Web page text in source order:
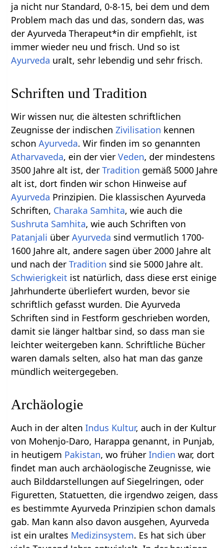
ja nicht nur Standard, 0-8-15, bei dem und dem
Problem mach das und das, sondern das, was
der Ayurveda Therapeut*in dir empfiehlt, ist
immer wieder neu und frisch. Und so ist
Ayurveda uralt, sehr lebendig und sehr frisch.
Schriften und Tradition
Wir wissen nur, die ältesten schriftlichen
Zeugnisse der indischenZivilisation kennen
schonAyurveda. Wir finden im so genannten
Atharvaveda, ein der vierVeden, der mindestens
3500 Jahre alt ist, derTradition gemäß 5000 Jahre
alt ist, dort finden wir schon Hinweise auf
Ayurveda Prinzipien. Die klassischen Ayurveda
Schriften, Charaka Samhita, wie auch die
Sushruta Samhita, wie auch Schriften von
Patanjali überAyurveda sind vermutlich 1700-
1600 Jahre alt, andere sagen über 2000 Jahre alt
und nach derTradition sind sie 5000 Jahre alt.
Schwierigkeit ist natürlich, dass diese erst einige
Jahrhunderte überliefert wurden, bevor sie
schriftlich gefasst wurden. Die Ayurveda
Schriften sind in Festform geschrieben worden,
damit sie länger haltbar sind, so dass man sie
leichter weitergeben kann. Schriftliche Bücher
waren damals selten, also hat man das ganze
mündlich weitergegeben.
Archäologie
Auch in der altenIndus Kultur, auch in der Kultur
von Mohenjo-Daro, Harappa genannt, in Punjab,
in heutigem Pakistan, wo früherIndien war, dort
findet man auch archäologische Zeugnisse, wie
auch Bilddarstellungen auf Siegelringen, oder
Figuretten, Statuetten, die irgendwo zeigen, dass
es bestimmte Ayurveda Prinzipien schon damals
gab. Man kann also davon ausgehen, Ayurveda
ist ein uraltes Medizinsystem. Es hat sich über